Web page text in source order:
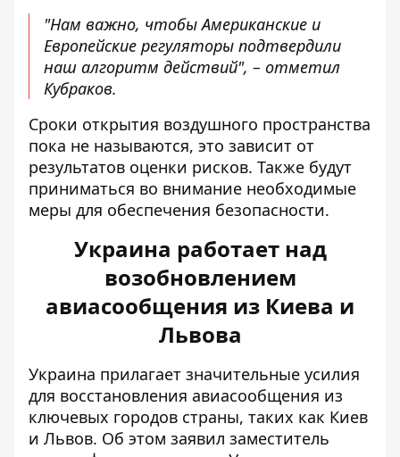
"Нам важно, чтобы Американские и
Европейские регуляторы подтвердили
наш алгоритм действий", – отметил
Кубраков.
Сроки открытия воздушного пространства
пока не называются, это зависит от
результатов оценки рисков. Также будут
приниматься во внимание необходимые
меры для обеспечения безопасности.
Украина работает над
возобновлением
авиасообщения из Киева и
Львова
Украина прилагает значительные усилия
для восстановления авиасообщения из
ключевых городов страны, таких как Киев
и Львов. Об этом заявил заместитель